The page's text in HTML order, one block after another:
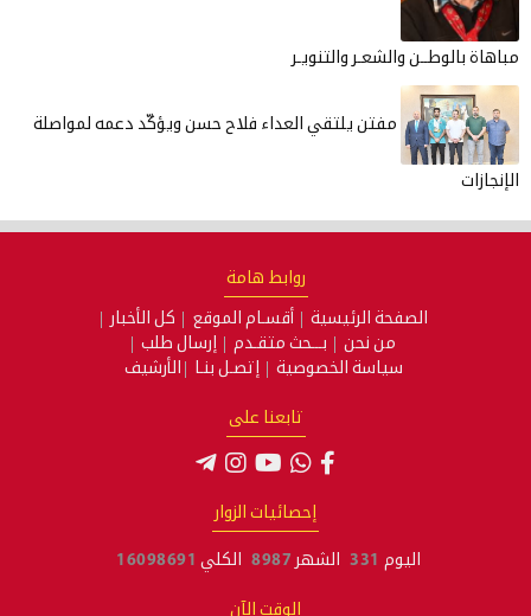
مباهاة بالوطــن والشعـر والتنويـر
مفتن يلتقي العداء فلاح حسن ويؤكّد دعمه لمواصلة
الإنجازات
روابط هامة
الصفحة الرئيسية أقسـام الموقع
كل الأخبار
من نحن
بـــحث متقـدم
إرسال طلب
سياسة الخصوصية
إتصـل بنـا الأرشيف
تابعنا على
إحصائيات الزوار
اليوم 331 الشهر 8987 الكلي 16098691
الوقت الآن